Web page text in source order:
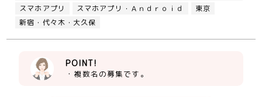
スマホアプリ
スマホアプリ・Ａｎｄｒｏｉｄ
東京
新宿・代々木・大久保
POINT!
・複数名の募集です。